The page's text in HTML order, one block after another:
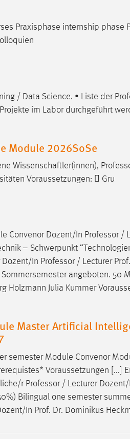
Praxisphase internship phase
/ Data Science. • Liste der
im Labor durchgeführt
Module 2026SoSe
Wissenschaftler(innen),
Voraussetzungen:  Gru
Convenor Dozent/In Professor/
– Schwerpunkt
Dozent/In Professor/ Lecturer
angeboten. 50
Holzmann Julia Kummer
Master Artificial
semester Module Convenor
Voraussetzungen
r Professor/ Lecturer Dozent/
Bilingual one semester
In Prof. Dr. Dominikus